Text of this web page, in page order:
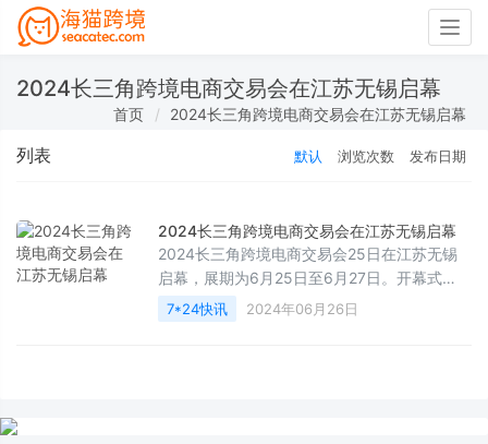
2024长三角跨境电商交易会在江苏无锡启幕
首页 2024长三角跨境电商交易会在江苏无锡启幕
列表 默认 浏览次数 发布日期
2024长三角跨境电商交易会在江苏无锡启幕
2024长三角跨境电商交易会25日在江苏无锡
启幕，展期为6月25日至6月27日。开幕式
上，长三角公共海外仓热力地图、江苏省
2023“跨境电商+产业带”发展成果、《无锡跨
7*24快讯 2024年06月26日